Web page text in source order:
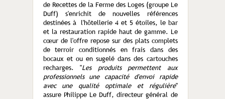
de Recettes de la Ferme des Loges (groupe Le
Duff) s'enrichit de nouvelles références
destinées à l'hôtellerie 4 et 5 étoiles, le bar
et la restauration rapide haut de gamme. Le
cœur de l'offre repose sur des plats complets
de terroir conditionnés en frais dans des
bocaux et ou en sugelé dans des cartouches
recharges. "Les produits permettent aux
professionnels une capacité d'envoi rapide
avec une qualité optimale et régulière"
assure Philippe Le Duff, directeur général de